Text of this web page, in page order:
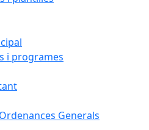
i programes
Generals